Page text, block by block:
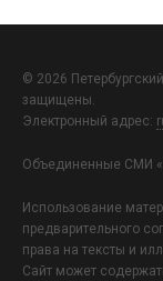
© 2026
защищены.
Электронный адрес:
Объединенные СМИ
Использование
предварительного
права на тексты и
Сайт может